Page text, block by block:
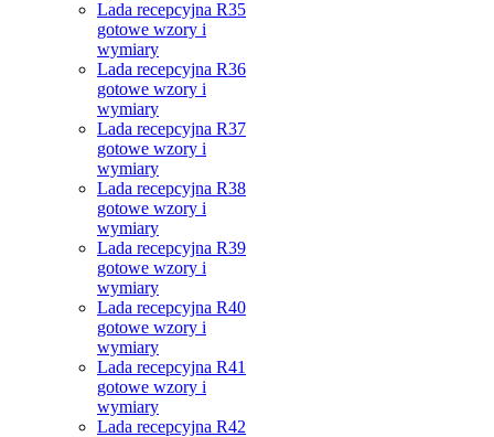
Lada recepcyjna R35
gotowe wzory i
wymiary
Lada recepcyjna R36
gotowe wzory i
wymiary
Lada recepcyjna R37
gotowe wzory i
wymiary
Lada recepcyjna R38
gotowe wzory i
wymiary
Lada recepcyjna R39
gotowe wzory i
wymiary
Lada recepcyjna R40
gotowe wzory i
wymiary
Lada recepcyjna R41
gotowe wzory i
wymiary
Lada recepcyjna R42